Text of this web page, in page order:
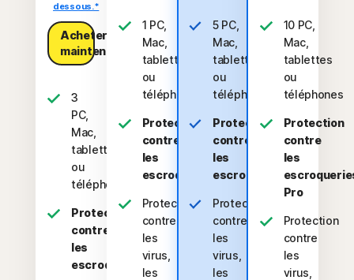
dessous.*
Acheter
maintenant​
3
PC,
Mac,
tablettes
ou
téléphones
Protection
contre
les
escroqueries
1 PC,
Mac,
tablette
ou
téléphone
Protection
contre
les
escroqueries
Protection
contre
les
virus,
les
5 PC,
Mac,
tablettes
ou
téléphones
Protection
contre
les
escroqueries
Protection
contre
les
virus,
les
10 PC,
Mac,
tablettes
ou
téléphones
Protection
contre
les
Pro
Protection
contre
les
virus,